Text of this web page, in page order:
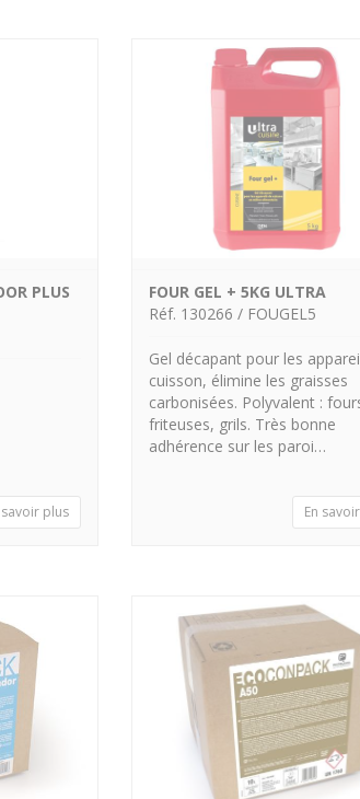
PLUS
savoir plus
FOUR GEL + 5KG ULTRA
Réf. 130266 / FOUGEL5
Gel décapant pour les
cuisson, élimine les graisses
carbonisées. Polyvalent :
friteuses, grils. Très bonne
adhérence sur les paroi…
En